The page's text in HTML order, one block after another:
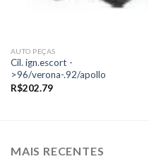
AUTO PEÇAS
Cil. ign.escort -
>96/verona-.92/apollo
R$202.79
MAIS RECENTES